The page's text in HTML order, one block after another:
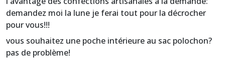
demandez moi la lune je ferai tout pour la décrocher
pour vous!!!
vous souhaitez une poche intérieure au sac polochon?
pas de problème!